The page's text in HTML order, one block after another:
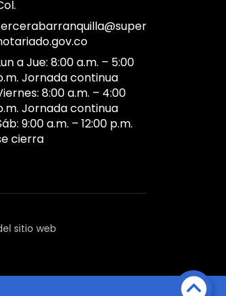
a Jue: 8:00 a.m. – 5:00
Jornada continua
8:00 a.m. – 4:00
Jornada continua
9:00 a.m. – 12:00 p.m.
cierra
sitio web